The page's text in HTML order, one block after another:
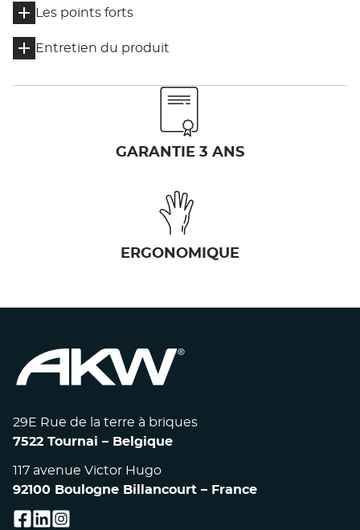
Les points forts
Entretien du produit
GARANTIE 3 ANS
ERGONOMIQUE
29E Rue de la terre à briques
7522 Tournai – Belgique
117 avenue Victor Hugo
92100 Boulogne Billancourt – France